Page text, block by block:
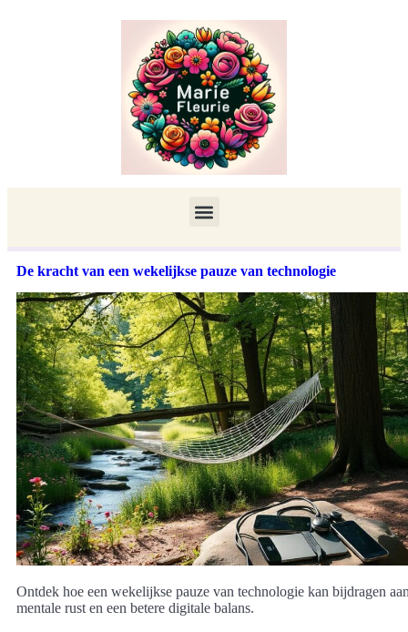
De kracht van een wekelijkse pauze van technologie
Ontdek hoe een wekelijkse pauze van technologie kan bijdragen
mentale rust en een betere digitale balans.